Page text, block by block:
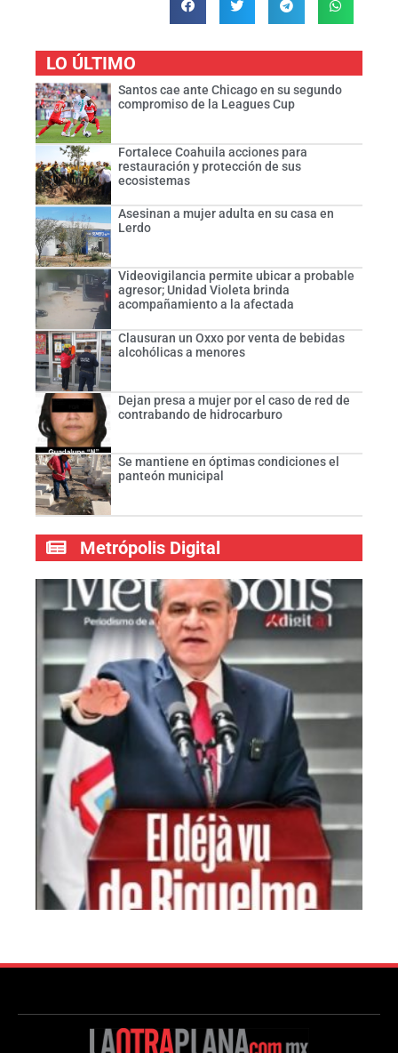
LO ÚLTIMO
Santos cae ante Chicago en su segundo
compromiso de la Leagues Cup
Fortalece Coahuila acciones para
restauración y protección de sus
ecosistemas
Asesinan a mujer adulta en su casa en
Lerdo
Videovigilancia permite ubicar a probable
agresor; Unidad Violeta brinda
acompañamiento a la afectada
Clausuran un Oxxo por venta de bebidas
alcohólicas a menores
Dejan presa a mujer por el caso de red de
contrabando de hidrocarburo
Se mantiene en óptimas condiciones el
panteón municipal
Metrópolis Digital